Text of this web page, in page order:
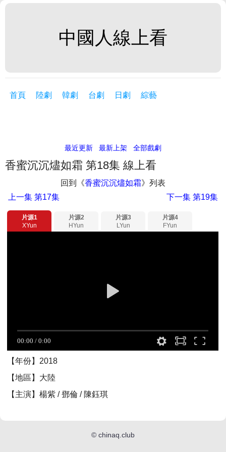
中國人線上看
首頁 陸劇 韓劇 台劇 日劇 綜藝
最近更新 最新上架 全部戲劇
香蜜沉沉燼如霜 第18集 線上看
回到《香蜜沉沉燼如霜》列表
上一集 第17集 下一集第19集
片源1
XYun
片源2
HYun
片源3
LYun
片源4
FYun
【年份】2018
【地區】大陸
【主演】楊紫 / 鄧倫 / 陳鈺琪
© chinaq.club